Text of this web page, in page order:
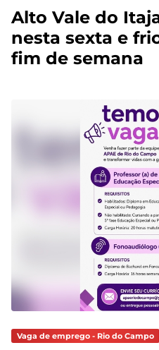
Alto Vale do
nesta sexta e
fim de semana
Vaga de emprego - Rio do Campo